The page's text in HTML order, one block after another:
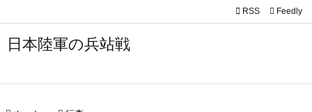
日本陸軍の兵站戦

 RSS Feedly